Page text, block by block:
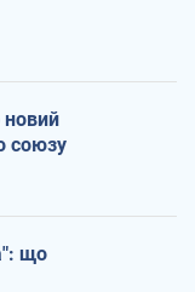
новий
союзу
що